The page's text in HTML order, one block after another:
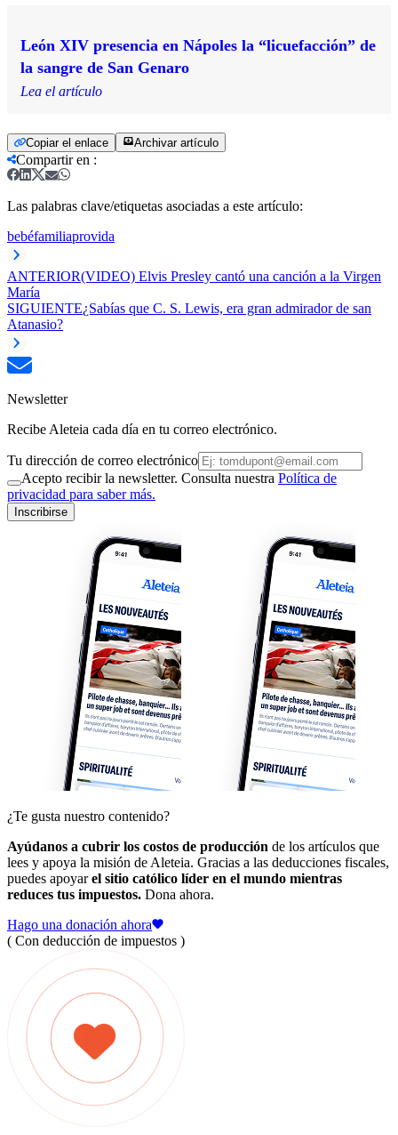
León XIV presencia en Nápoles la “licuefacción” de
la sangre de San Genaro
Lea el artículo
Copiar el enlace Archivar artículo
Compartir en :
Las palabras clave/etiquetas asociadas a este artículo:
bebéfamiliaprovida
ANTERIOR(VIDEO) Elvis Presley cantó una canción a la Virgen
María
SIGUIENTE¿Sabías que C. S. Lewis, era gran admirador de san
Atanasio?
Newsletter
Recibe Aleteia cada día en tu correo electrónico.
Tu dirección de correo electrónico
Acepto recibir la newsletter. Consulta nuestra Política de
privacidad para saber más.
Inscribirse
¿Te gusta nuestro contenido?
Ayúdanos a cubrir los costos de producción de los artículos que
lees y apoya la misión de Aleteia. Gracias a las deducciones fiscales,
puedes apoyarel sitio católico líder en el mundo mientras
reduces tus impuestos. Dona ahora.
Hago una donación ahora
( Con deducción de impuestos )